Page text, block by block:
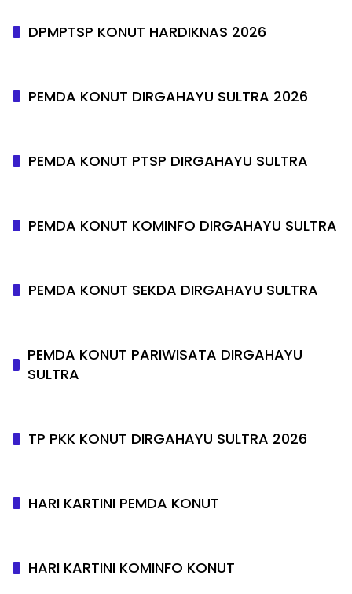
DPMPTSP KONUT HARDIKNAS 2026
PEMDA KONUT DIRGAHAYU SULTRA 2026
PEMDA KONUT PTSP DIRGAHAYU SULTRA
PEMDA KONUT KOMINFO DIRGAHAYU SULTRA
PEMDA KONUT SEKDA DIRGAHAYU SULTRA
PEMDA KONUT PARIWISATA DIRGAHAYU
SULTRA
TP PKK KONUT DIRGAHAYU SULTRA 2026
HARI KARTINI PEMDA KONUT
HARI KARTINI KOMINFO KONUT